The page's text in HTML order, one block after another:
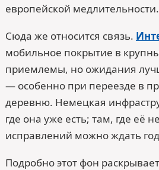
европейской медлительности.
Сюда же относится связь.
мобильное покрытие в
приемлемы, но ожидания
— особенно при переезде в
деревню. Немецкая
где она уже есть; там, где её
исправлений можно ждать
Подробно этот фон